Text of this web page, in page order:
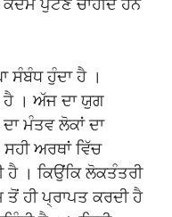
ਪੁੱਟਣੇ ਚਾਹੀਦੇ ਹਨ
ਸੰਬੰਧ ਹੁੰਦਾ ਹੈ ।
ਹੈ । ਅੱਜ ਦਾ ਯੁਗ
ਮੰਤਵ ਲੋਕਾਂ ਦਾ
ਅਰਥਾਂ ਵਿੱਚ
ਹੈ । ਕਿਉਂਕਿ ਲੋਕਤੰਤਰੀ
ਹੀ ਪ੍ਰਾਪਤ ਕਰਦੀ ਹੈ